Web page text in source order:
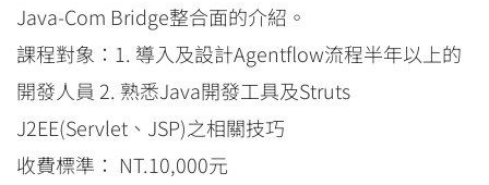
Java-Com Bridge整合面的介紹。
課程對象：1. 導入及設計Agentflow流程半年以上的
開發人員 2. 熟悉Java開發工具及Struts
J2EE(Servlet、JSP)之相關技巧
收費標準： NT.10,000元